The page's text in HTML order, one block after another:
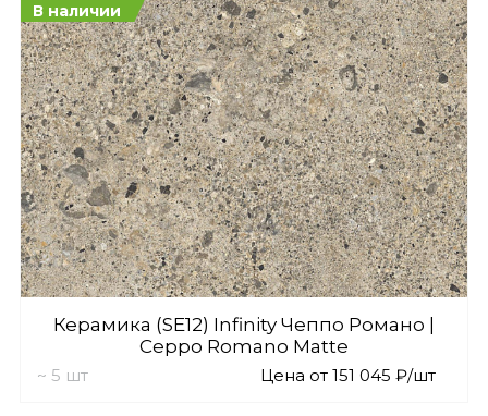
В наличии
Керамика (SE12) Infinity Чеппо Романо |
Ceppo Romano Matte
~ 5 шт Цена от 151 045 ₽/шт